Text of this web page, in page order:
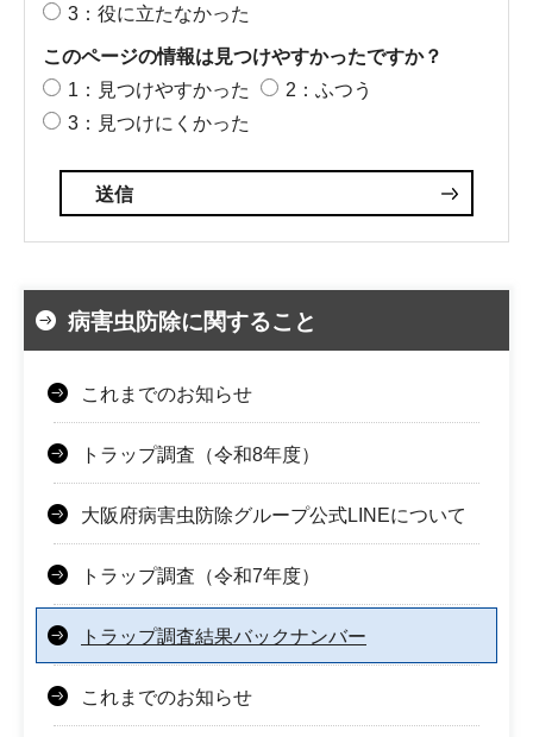
3：役に立たなかった
このページの情報は見つけやすかったですか？
1：見つけやすかった
2：ふつう
3：見つけにくかった
病害虫防除に関すること
これまでのお知らせ
トラップ調査（令和8年度）
大阪府病害虫防除グループ公式LINEについて
トラップ調査（令和7年度）
トラップ調査結果バックナンバー
これまでのお知らせ